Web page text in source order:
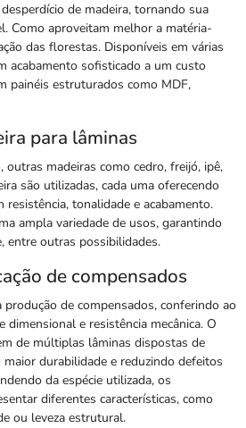
de madeira, tornando sua
Como aproveitam melhor a matéria-
das florestas. Disponíveis em várias
acabamento sofisticado a um custo
painéis estruturados como MDF,
para lâminas
madeiras como cedro, freijó, ipê,
são utilizadas, cada uma oferecendo
resistência, tonalidade e acabamento.
ampla variedade de usos, garantindo
entre outras possibilidades.
de compensados
produção de compensados, conferindo ao
dimensional e resistência mecânica. O
de múltiplas lâminas dispostas de
durabilidade e reduzindo defeitos
da espécie utilizada, os
diferentes características, como
ou leveza estrutural.